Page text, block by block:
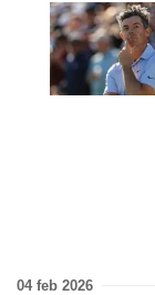
04 feb 2026